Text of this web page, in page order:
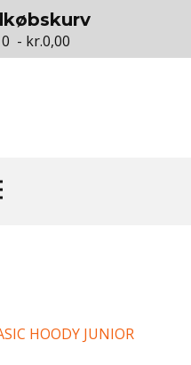
0 - kr.0,00
HOODY JUNIOR